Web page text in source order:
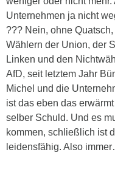
Unternehmen ja nicht
??? Nein, ohne
Wählern der Union, der
Linken und den
AfD, seit letztem Jahr
Michel und die
ist das eben das
selber Schuld. Und es
kommen, schließlich ist
leidensfähig. Also immer